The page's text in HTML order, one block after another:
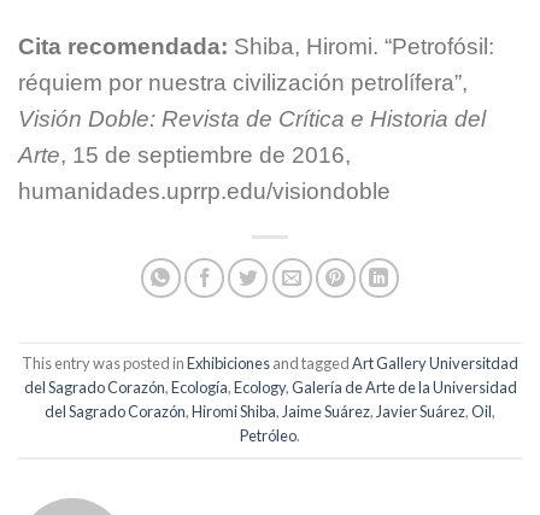
Cita recomendada: Shiba, Hiromi. “Petrofósil:
réquiem por nuestra civilización petrolífera”,
Visión Doble: Revista de Crítica e Historia del
Arte, 15 de septiembre de 2016,
humanidades.uprrp.edu/visiondoble
This entry was posted inExhibicionesand taggedArt Gallery Universitdad
del Sagrado Corazón,Ecología,Ecology,Galería de Arte de la Universidad
del Sagrado Corazón,Hiromi Shiba,Jaime Suárez,Javier Suárez,Oil,
Petróleo.